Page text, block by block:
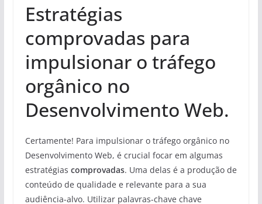
Estratégias
comprovadas para
impulsionar o tráfego
orgânico no
Desenvolvimento Web.
Certamente! Para impulsionar o tráfego orgânico no
Desenvolvimento Web, é crucial focar em algumas
estratégias comprovadas. Uma delas é a produção de
conteúdo de qualidade e relevante para a sua
audiência-alvo. Utilizar palavras-chave chave